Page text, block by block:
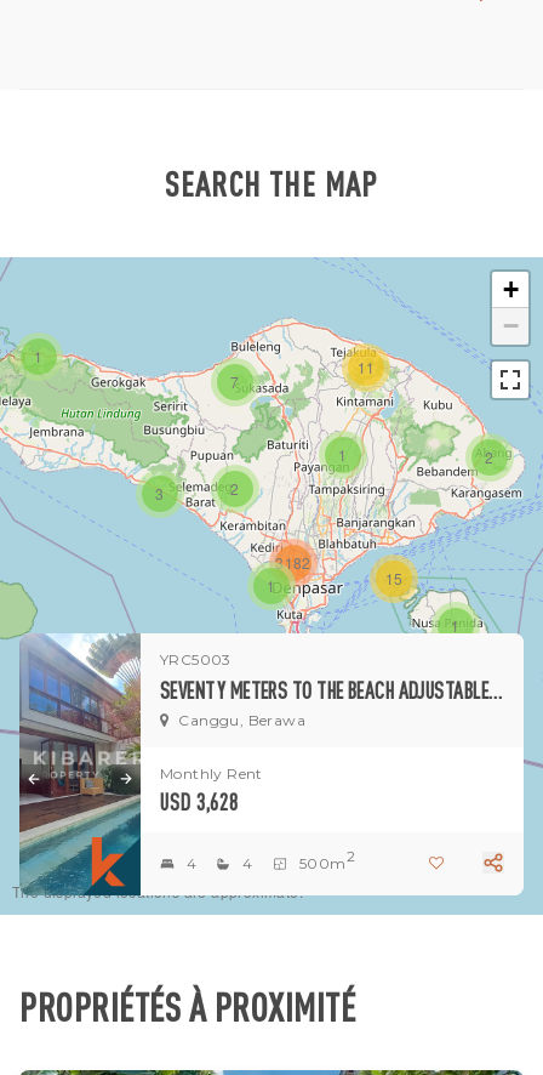
SEARCH THE MAP
1
1
1
3
7
2
15
11
3182
1
2
+
−
The displayed locations are approximate.
YRC5003
SEVENTY METERS TO THE BEACH ADJUSTABLE OPEN-ENCLOSED LIVINGROOM FOUR BEDROOMS VILLA IN BERAWA AREA
Canggu, Berawa
Monthly Rent
USD 3,628
4 4 500m2
PROPRIÉTÉS À PROXIMITÉ